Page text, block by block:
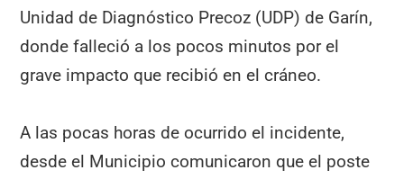
Unidad de Diagnóstico Precoz (UDP) de Garín,
donde falleció a los pocos minutos por el
grave impacto que recibió en el cráneo.
A las pocas horas de ocurrido el incidente,
desde el Municipio comunicaron que el poste